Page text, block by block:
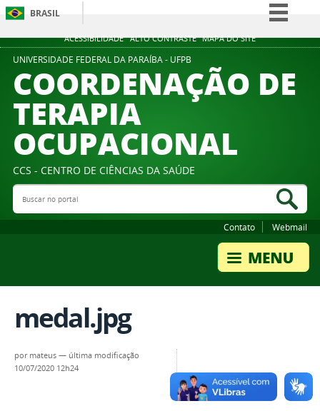
ACESSIBILIDADE ALTO CONTRASTE MAPA DO SITE
BRASIL
Simplifique!
Participe
Acesso à informação
Canais
UNIVERSIDADE FEDERAL DA PARAÍBA - UFPB
COORDENAÇÃO DE
TERAPIA
OCUPACIONAL
CCS - CENTRO DE CIÊNCIAS DA SAÚDE
Buscar no portal
Contato Webmail
medal.jpg
por mateus — última modificação
10/07/2020 12h24